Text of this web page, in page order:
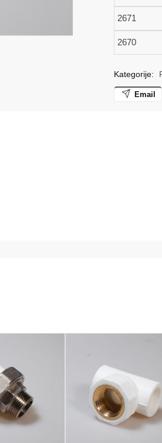
2671
2670
Kategorije:
Email